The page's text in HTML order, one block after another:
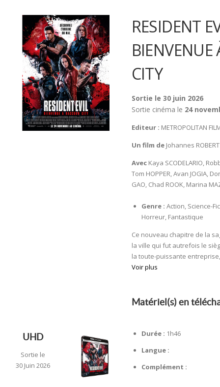
RESIDENT
BIENVENUE
CITY
Sortie le 30 juin 2026
Sortie cinéma le 24
Editeur : METROPOLITAN
Un film deJohannes
AvecKaya SCODELARIO,
Tom HOPPER, Avan JOGIA,
GAO, Chad ROOK, Marina
Genre : Action, Science-
Horreur, Fantastique
Ce nouveau chapitre de la
la ville qui fut autrefois le
la toute-puissante
Voir plus
Matériel(s) en
UHD
Sortie le
30 Juin 2026
Durée : 1h46
Langue :
Complément :